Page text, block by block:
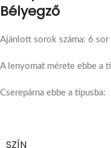
Bélyegző
Ajánlott sorok száma: 6 sor
A lenyomat mérete ebbe a
Cserepárna ebbe a típusba:
SZÍN